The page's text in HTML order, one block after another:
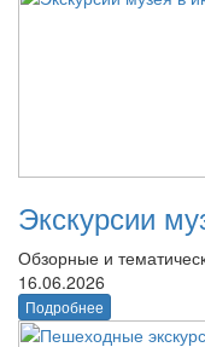
Экскурсии
Обзорные и
16.06.2026
Подробнее